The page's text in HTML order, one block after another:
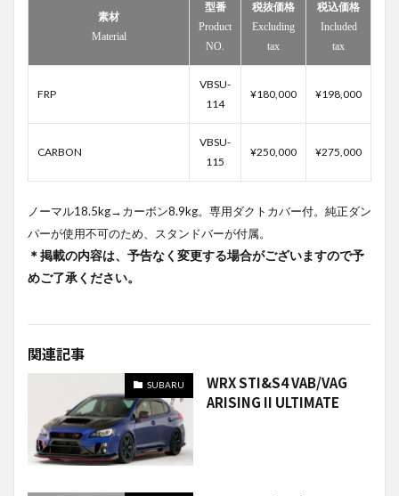
素材
Material
型番
Product
NO.
税抜価格
Excluding
tax
税込価格
Included
tax
FRP
VBSU-
114
¥180,000 ¥198,000
CARBON
VBSU-
115
¥250,000 ¥275,000
ノーマル18.5kg→カーボン8.9kg。専用ダクトカバー付。純正ダン
パーが使用不可のため、スタンドバーが付属。
＊掲載の内容は、予告なく変更する場合がございますので予
めご了承ください。
関連記事
SUBARU
WRX STI&S4 VAB/VAG
ARISING II ULTIMATE